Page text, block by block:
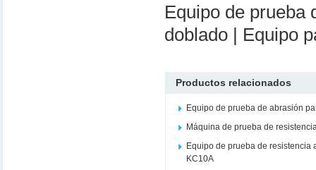
Equipo de prueba
doblado | Equipo
Productos relacionados
Equipo de prueba de abrasión
Máquina de prueba de
Equipo de prueba de resistencia
KC10A